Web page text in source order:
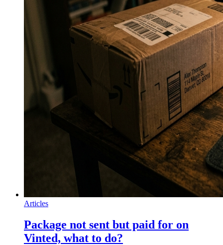
Articles
Package not sent but paid for on
Vinted, what to do?